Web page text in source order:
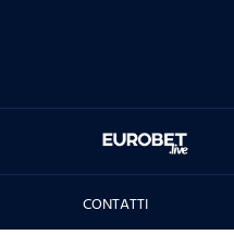
CONTATTI